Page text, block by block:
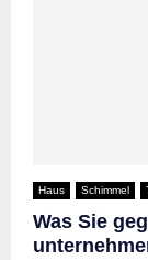
Haus Schimmel
Was Sie